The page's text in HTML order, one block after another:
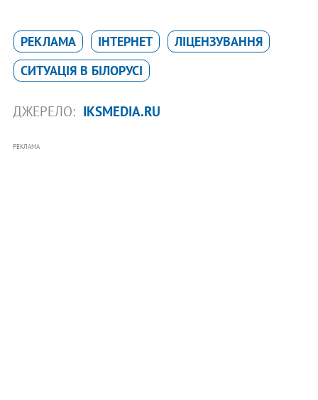
РЕКЛАМА ІНТЕРНЕТ
ЛІЦЕНЗУВАННЯ
СИТУАЦІЯ В БІЛОРУСІ
ДЖЕРЕЛО: IKSMEDIA.RU
РЕКЛАМА